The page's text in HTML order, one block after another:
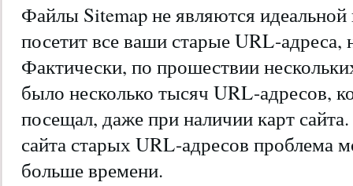
Файлы Sitemap не являются идеальной
посетит все ваши старые URL-адреса,
Фактически, по прошествии
было несколько тысяч URL-адресов,
посещал, даже при наличии карт
сайта старых URL-адресов проблема
больше времени.